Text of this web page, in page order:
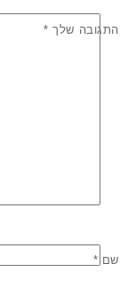
התגובה שלך *
שם *